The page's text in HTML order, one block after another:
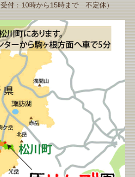
付：10時から15時まで 不定休）